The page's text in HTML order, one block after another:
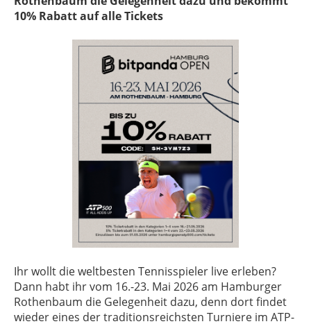
10% Rabatt auf alle Tickets
Ihr wollt die weltbesten Tennisspieler live erleben?
Dann habt ihr vom 16.-23. Mai 2026 am Hamburger
Rothenbaum die Gelegenheit dazu, denn dort findet
wieder eines der traditionsreichsten Turniere im ATP-